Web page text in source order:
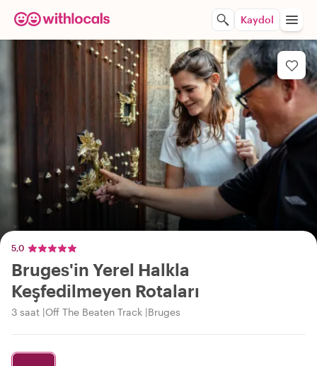
Kaydol
5,0
Bruges'in Yerel Halkla
Keşfedilmeyen Rotaları
3 saat Off The Beaten Track Bruges